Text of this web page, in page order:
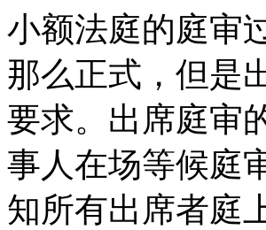
小额法庭的庭审
那么正式，但是
要求。出席庭审
事人在场等候庭
知所有出席者庭